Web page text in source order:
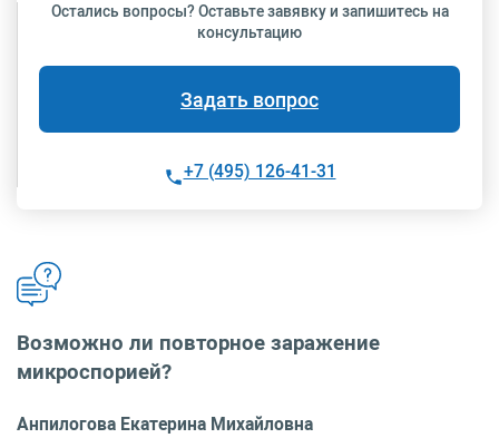
Остались вопросы? Оставьте завявку и запишитесь на
консультацию
Задать вопрос
+7 (495) 126-41-31
Возможно ли повторное заражение
микроспорией?
Анпилогова Екатерина Михайловна